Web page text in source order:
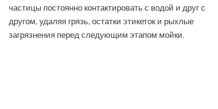
частицы постоянно контактировать с водой и друг с
другом, удаляя грязь, остатки этикеток и рыхлые
загрязнения перед следующим этапом мойки.